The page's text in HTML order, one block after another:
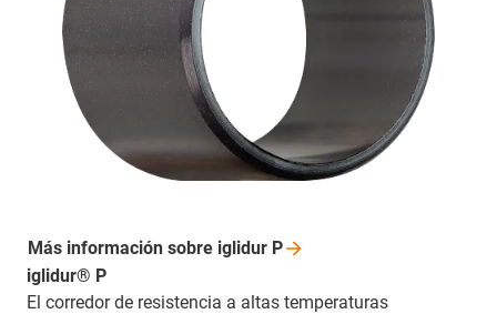
iglidur® P
El corredor de resistencia a altas temperaturas
Más información sobre iglidur P